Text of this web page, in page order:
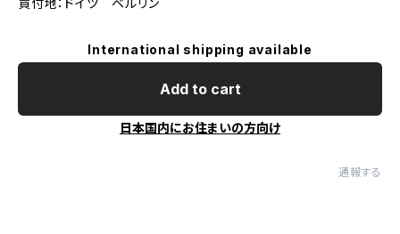
買付地：ドイツ ベルリン
International shipping available
Add to cart
日本国内にお住まいの方向け
通報する